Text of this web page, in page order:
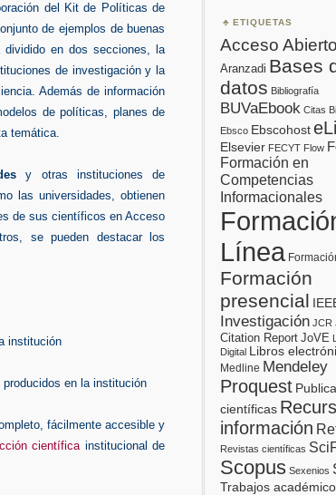
del Kit de Políticas de
de ejemplos de buenas
dividido en dos secciones, la
de investigación y la
Además de información
de políticas, planes de
temática.
y otras instituciones de
las universidades, obtienen
de sus científicos en Acceso
se pueden destacar los
institución
en la institución
fácilmente accesible y
científicainstitucional de
ETIQUETAS
Acceso Abierto
Aranzadi Bases
datos Bibliografía
BUVaEbook Citas
Ebsco Ebscohost
Elsevier FECYT Flow
Formación en
Competencias
Informacionales
Línea
Formación
presencial
Investigación JCR
Citation Report JoVE
Digital Libros
Medline Mendeley
Proquest
científicas
información
Revistas científicas
Scopus Sexenios
Trabajos